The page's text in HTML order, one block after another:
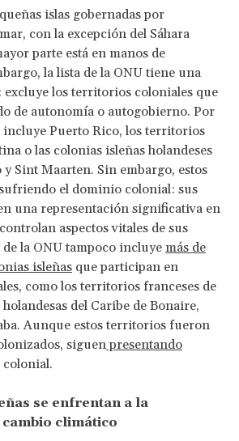
islas gobernadas por
con la excepción del Sáhara
parte está en manos de
la lista de la ONU tiene una
los territorios coloniales que
de autonomía o autogobierno. Por
incluye Puerto Rico, los territorios
o las colonias isleñas holandeses
y Sint Maarten. Sin embargo, estos
el dominio colonial: sus
una representación significativa en
aspectos vitales de sus
la ONU tampoco incluye más de
isleñas que participan en
como los territorios franceses de
del Caribe de Bonaire,
Aunque estos territorios fueron
siguenpresentando
se enfrentan a la
climático